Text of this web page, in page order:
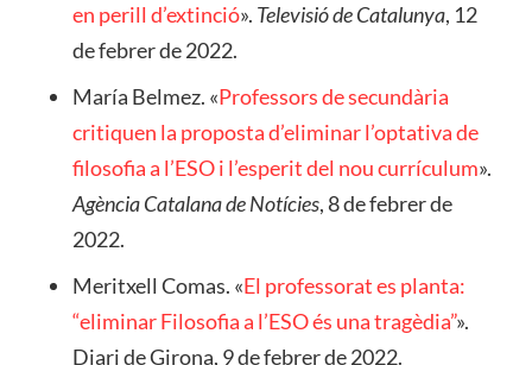
en perill d’extinció». Televisió de Catalunya, 12
de febrer de 2022.
María Belmez. «Professors de secundària
critiquen la proposta d’eliminar l’optativa de
filosofia a l’ESO i l’esperit del nou currículum».
Agència Catalana de Notícies, 8 de febrer de
2022.
Meritxell Comas. «El professorat es planta:
“eliminar Filosofia a l’ESO és una tragèdia”».
Diari de Girona, 9 de febrer de 2022.